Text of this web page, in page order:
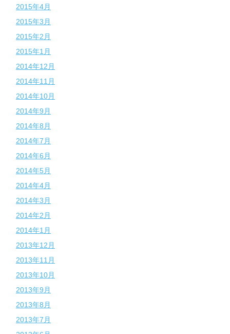
2015年4月
2015年3月
2015年2月
2015年1月
2014年12月
2014年11月
2014年10月
2014年9月
2014年8月
2014年7月
2014年6月
2014年5月
2014年4月
2014年3月
2014年2月
2014年1月
2013年12月
2013年11月
2013年10月
2013年9月
2013年8月
2013年7月